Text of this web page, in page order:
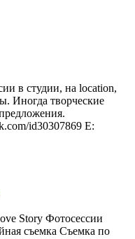
в студии, на location,
Иногда творческие
id30307869 E:
Story Фотосессии
съемка Съемка по